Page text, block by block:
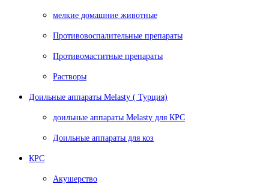
мелкие домашние животные
Противовоспалительные препараты
Противомаститные препараты
Растворы
Доильные аппараты Melasty ( Турция)
доильные аппараты Melasty для КРС
Доильные аппараты для коз
КРС
Акушерство